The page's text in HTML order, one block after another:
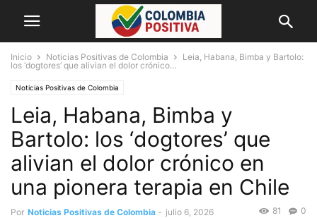
Inicio Noticias Positivas de Colombia
Leia, Habana, Bimba y Bartolo:
los ‘dogtores’ que alivian el dolor crónico...
Noticias Positivas de Colombia
Leia, Habana, Bimba y
Bartolo: los ‘dogtores’ que
alivian el dolor crónico en
una pionera terapia en Chile
Por Noticias Positivas de Colombia - julio 6, 2026 0
81